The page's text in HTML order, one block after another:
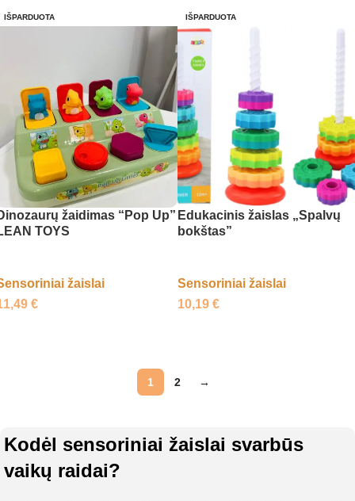
IŠPARDUOTA
žaidimas “Pop Up”
TOYS
žaislai
€
IŠPARDUOTA
Edukacinis žaislas „Spalvų
bokštas”
Sensoriniai žaislai
10,19 €
1 2 →
Kodėl sensoriniai žaislai svarbūs
vaikų raidai?